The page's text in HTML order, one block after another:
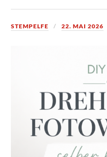
STEMPELFE 22. MAI 2026